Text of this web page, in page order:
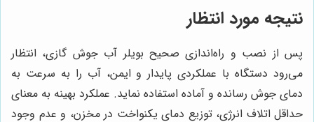
نتیجه مورد انتظار
پس از نصب و راه‌اندازی صحیح بویلر آب جوش گازی، انتظار
می‌رود دستگاه با عملکردی پایدار و ایمن، آب را به سرعت به
دمای جوش رسانده و آماده استفاده نماید. عملکرد بهینه به معنای
حداقل اتلاف انرژی، توزیع دمای یکنواخت در مخزن، و عدم وجود